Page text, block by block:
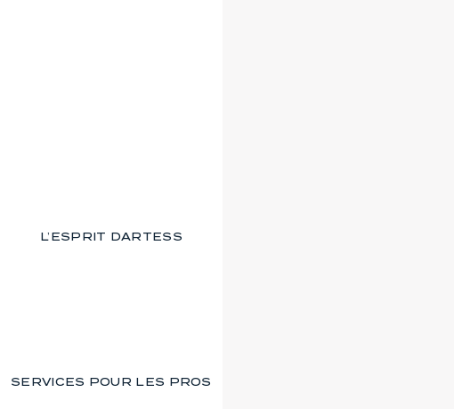
L’ESPRIT DARTESS
SERVICES POUR LES PROS